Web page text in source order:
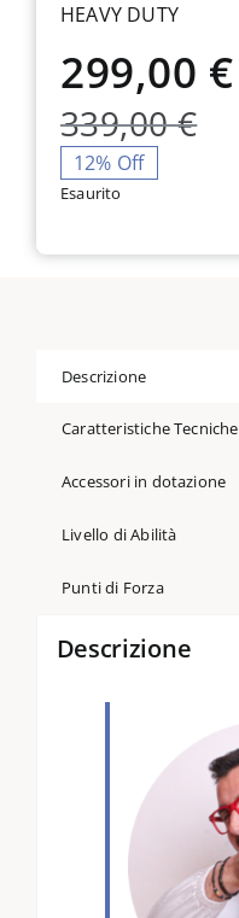
HEAVY DUTY
339,00€
Il
prezzo
299,00 €
Il
prezzo
12% Off
Esaurito
Descrizione
Caratteristiche Tecniche
Accessori in dotazione
Livello di Abilità
Punti di Forza
Descrizione